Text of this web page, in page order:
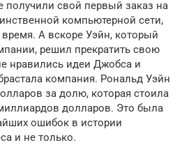
получили свой первый заказ на
компьютерной сети,
А вскоре Уэйн, который
решил прекратить свою
нравились идеи Джобса и
компания. Рональд Уэйн
за долю, которая стоила
долларов. Это была
ошибок в истории
и не только.